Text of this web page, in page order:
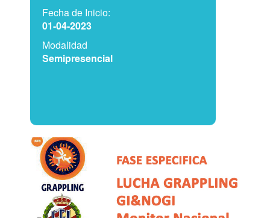
Fecha de Inicio:
01-04-2023
Modalidad
Semipresencial